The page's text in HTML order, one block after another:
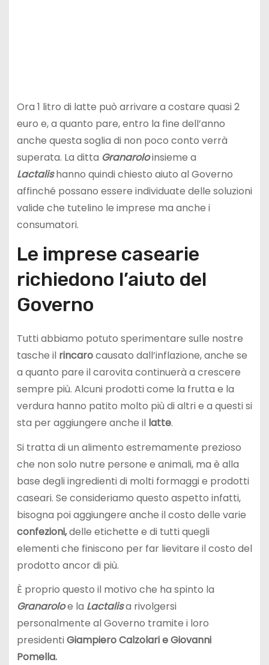
Ora 1 litro di latte può arrivare a costare quasi 2
euro e, a quanto pare, entro la fine dell’anno
anche questa soglia di non poco conto verrà
superata. La ditta Granaroloinsieme a
Lactalishanno quindi chiesto aiuto al Governo
affinché possano essere individuate delle soluzioni
valide che tutelino le imprese ma anche i
consumatori.
Le imprese casearie
richiedono l’aiuto del
Governo
Tutti abbiamo potuto sperimentare sulle nostre
tasche il rincarocausato dall’inflazione, anche se
a quanto pare il carovita continuerà a crescere
sempre più. Alcuni prodotti come la frutta e la
verdura hanno patito molto più di altri e a questi si
sta per aggiungere anche il latte.
Si tratta di un alimento estremamente prezioso
che non solo nutre persone e animali, ma è alla
base degli ingredienti di molti formaggi e prodotti
caseari. Se consideriamo questo aspetto infatti,
bisogna poi aggiungere anche il costo delle varie
confezioni,delle etichette e di tutti quegli
elementi che finiscono per far lievitare il costo del
prodotto ancor di più.
È proprio questo il motivo che ha spinto la
Granaroloe la Lactalisa rivolgersi
personalmente al Governo tramite i loro
presidentiGiampiero Calzolari e Giovanni
Pomella.